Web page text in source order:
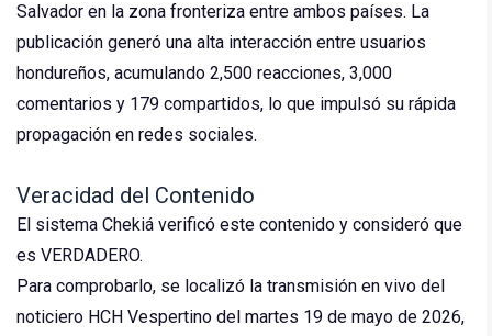
Salvador en la zona fronteriza entre ambos países. La
publicación generó una alta interacción entre usuarios
hondureños, acumulando 2,500 reacciones, 3,000
comentarios y 179 compartidos, lo que impulsó su rápida
propagación en redes sociales.
Veracidad del Contenido
El sistema Chekiá verificó este contenido y consideró que
es VERDADERO.
Para comprobarlo, se localizó la transmisión en vivo del
noticiero HCH Vespertino del martes 19 de mayo de 2026,